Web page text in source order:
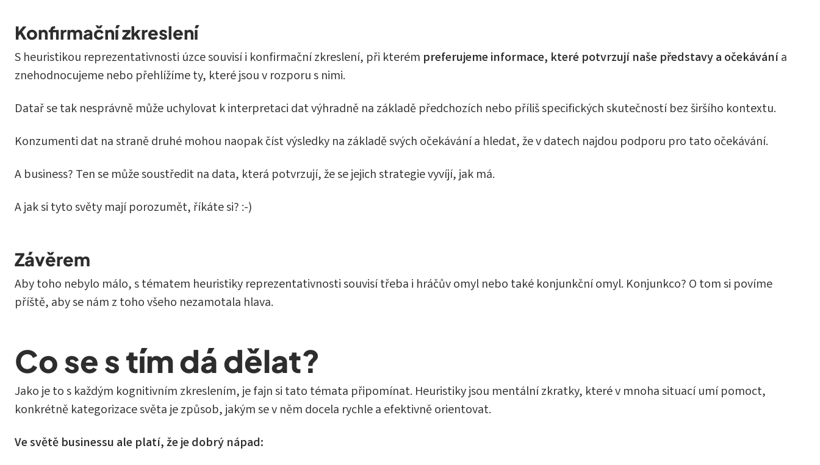
Konfirmační zkreslení
S heuristikou reprezentativnosti úzce souvisí i konfirmační zkreslení, při kterém preferujeme informace, které potvrzují naše představy a očekávánía
znehodnocujeme nebo přehlížíme ty, které jsou v rozporu s nimi.
Datař se tak nesprávně může uchylovat k interpretaci dat výhradně na základě předchozích nebo příliš specifických skutečností bez širšího kontextu.
Konzumenti dat na straně druhé mohou naopak číst výsledky na základě svých očekávání a hledat, že v datech najdou podporu pro tato očekávání.
A business? Ten se může soustředit na data, která potvrzují, že se jejich strategie vyvíjí, jak má.
A jak si tyto světy mají porozumět, říkáte si? :-)
Závěrem
Aby toho nebylo málo, s tématem heuristiky reprezentativnosti souvisí třeba i hráčův omyl nebo také konjunkční omyl. Konjunkco? O tom si povíme
příště, aby se nám z toho všeho nezamotala hlava.
Co se s tím dá dělat?
Jako je to s každým kognitivním zkreslením, je fajn si tato témata připomínat. Heuristiky jsou mentální zkratky, které v mnoha situací umí pomoct,
konkrétně kategorizace světa je způsob, jakým se v něm docela rychle a efektivně orientovat.
Ve světě businessu ale platí, že je dobrý nápad: